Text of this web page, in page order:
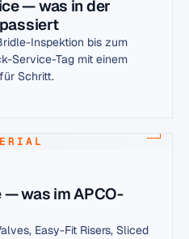
— was in der
Inspektion bis zum
Service-Tag mit einem
Schritt.
was im APCO-
Easy-Fit Risers, Sliced